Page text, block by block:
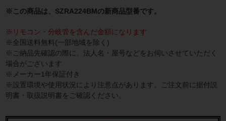
※この商品は、SZRA224BMの新商品型番です。
※リモコン・分岐管を含んだ金額になります
※全国送料無料(一部地域を除く)
※ご納品先確認の際に、法人名・屋号などをお伺いさせていただく
場合がございます
※メーカー1年保証付き
※設置環境や使用状況により注意点があります。ご注文前に据付説
明書・取扱説明書をご確認ください。